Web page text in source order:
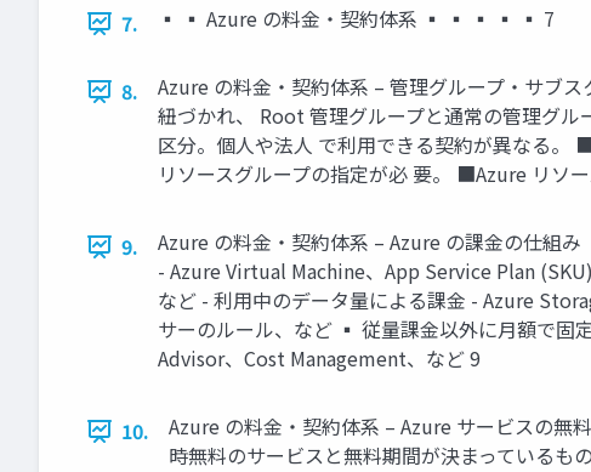
7. ▪ ▪ Azure の料金・契約体系 ▪ ▪ ▪ ▪ ▪ 7
8.
Azure の料金・契約体系 – 管理グループ・サブ
紐づかれ、 Root 管理グループと通常の管理グ
区分。個人や法人 で利用できる契約が異なる。
リソースグループの指定が必 要。 ■Azure リソ
9.
Azure の料金・契約体系 – Azure の課金の仕組
- Azure Virtual Machine、App Service Plan
など - 利用中のデータ量による課金 - Azure
サーのルール、など ▪ 従量課金以外に月額で固
Advisor、Cost Management、など 9
10.
Azure の料金・契約体系 – Azure サービスの
時無料のサービスと無料期間が決まっている